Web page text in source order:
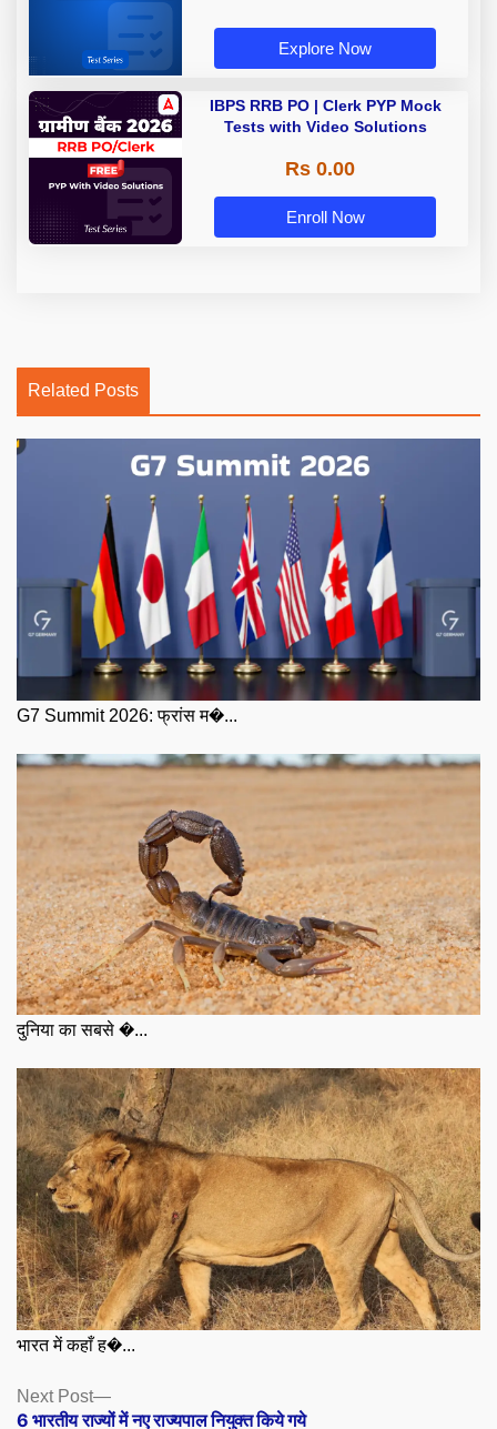
Explore Now
IBPS RRB PO | Clerk PYP Mock
Tests with Video Solutions
Rs 0.00
Enroll Now
Related Posts
G7 Summit 2026: फ्रांस म�...
दुनिया का सबसे �...
भारत में कहाँ ह�...
Posts
Next Post
Next
post:
6 भारतीय राज्यों में नए राज्यपाल नियुक्त किये गये